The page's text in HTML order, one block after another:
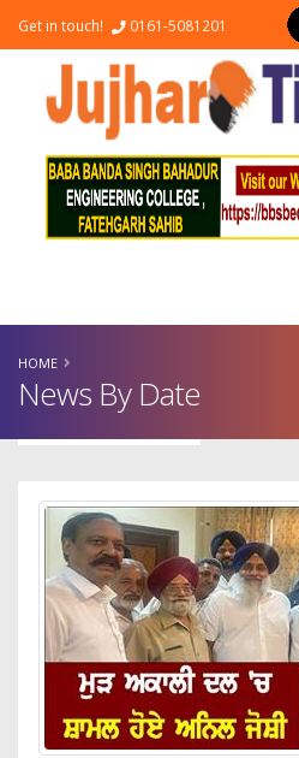
Get in touch! 0161-5081201
HOME
News By Date